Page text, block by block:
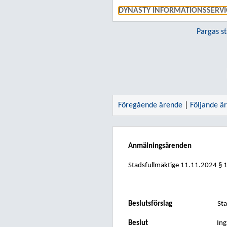
DYNASTY
Pargas
Föregående ärende Följande
Anmälningsärenden
Stadsfullmäktige 11.11.2024 §
Beslutsförslag
Beslut